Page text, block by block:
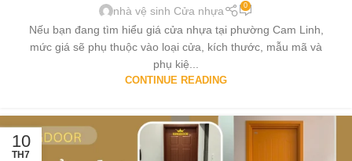
nhà vệ sinh Cửa nhựa 0
Nếu bạn đang tìm hiểu giá cửa nhựa tại phường Cam Linh,
mức giá sẽ phụ thuộc vào loại cửa, kích thước, mẫu mã và
phụ kiệ...
CONTINUE READING
10
TH7